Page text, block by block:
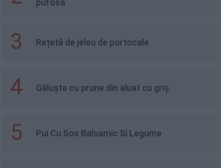
pufosă
3 Rețetă de jeleu de portocale
4 Găluște cu prune din aluat cu griș
5 Pui Cu Sos Balsamic Si Legume